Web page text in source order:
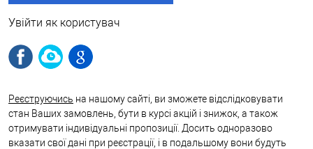
Увійти як користувач
Реєструючись на нашому сайті, ви зможете відслідковувати
стан Ваших замовлень, бути в курсі акцій і знижок, а також
отримувати індивідуальні пропозиції. Досить одноразово
вказати свої дані при реєстрації, і в подальшому вони будуть